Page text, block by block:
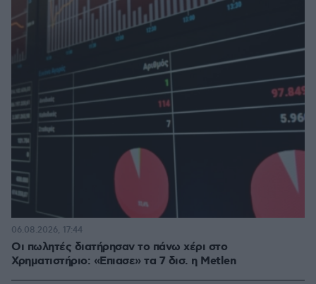
Οι πωλητές διατήρησαν το πάνω χέρι στο
Χρηματιστήριο: «Επιασε» τα 7 δισ. η Metlen
06.08.2026, 17:44